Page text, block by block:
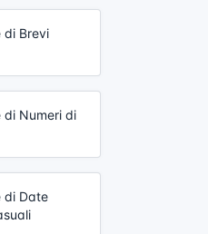
di Brevi
di Numeri di
di Date